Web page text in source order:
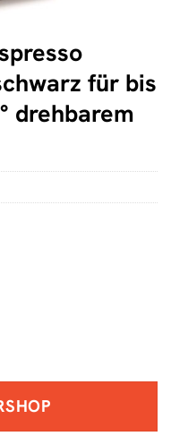
für bis
drehbarem